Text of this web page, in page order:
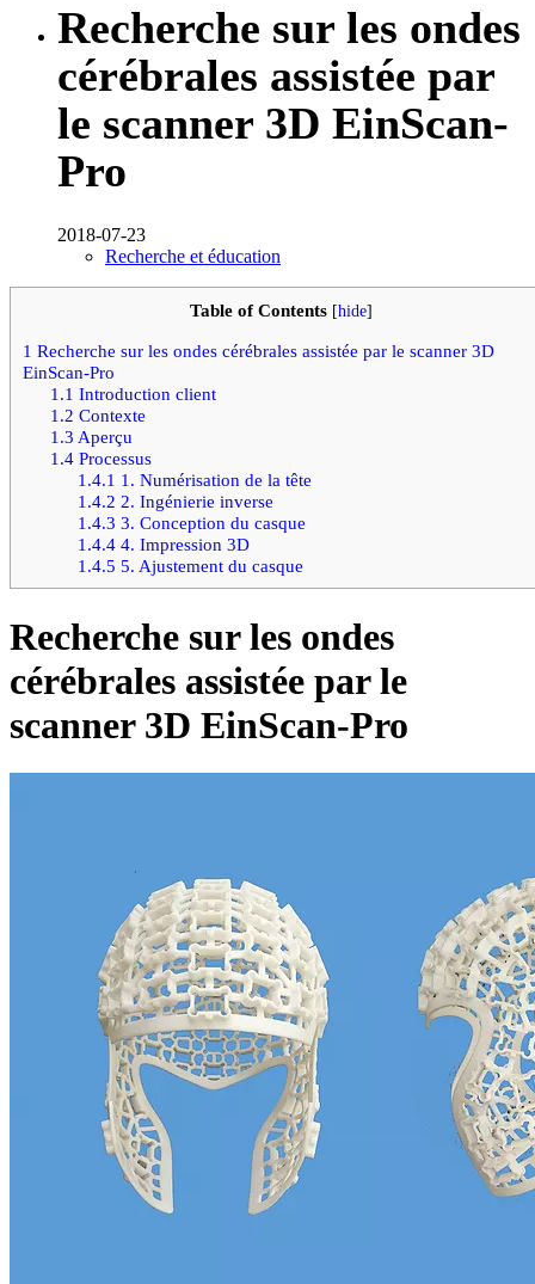
Recherche sur les ondes
cérébrales assistée par
le scanner 3D EinScan-
Pro
2018-07-23
Recherche et éducation
Table of Contents [hide]
1 Recherche sur les ondes cérébrales assistée par le scanner 3D
EinScan-Pro
1.1 Introduction client
1.2 Contexte
1.3 Aperçu
1.4Processus
1.4.1 1. Numérisation de la tête
1.4.2 2. Ingénierie inverse
1.4.3 3. Conception du casque
1.4.44. Impression 3D
1.4.5 5. Ajustement du casque
Recherche sur les ondes
cérébrales assistée par le
scanner 3D EinScan-Pro